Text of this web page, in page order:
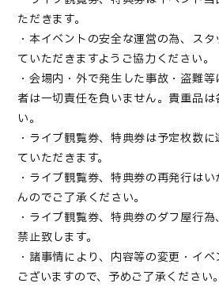
ただきます。
・本イベントの安全な運営の為、ス
ていただきますようご協力ください。
・会場内・外で発生した事故・盗難
者は一切責任を負いません。貴重品
い。
・ライブ観覧券、特典券は予定枚数
ていただきます。
・ライブ観覧券、特典券の再発行は
んのでご了承ください。
・ライブ観覧券、特典券のダフ屋行
禁止致します。
・諸事情により、内容等の変更・イ
ございますので、予めご了承ください。